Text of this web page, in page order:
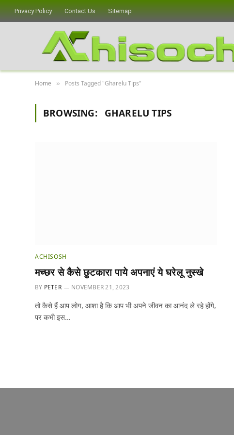
Privacy Policy Contact Us Sitemap
Home » Posts Tagged "Gharelu Tips"
BROWSING: GHARELU TIPS
ACHISOSH
मच्छर से कैसे छुटकारा पाये अपनाएं ये घरेलू नुस्खे
BY PETER NOVEMBER 21, 2023
तो कैसे हैं आप लोग, आशा है कि आप भी अपने जीवन का आनंद ले रहे होंगे,
पर कभी इस…